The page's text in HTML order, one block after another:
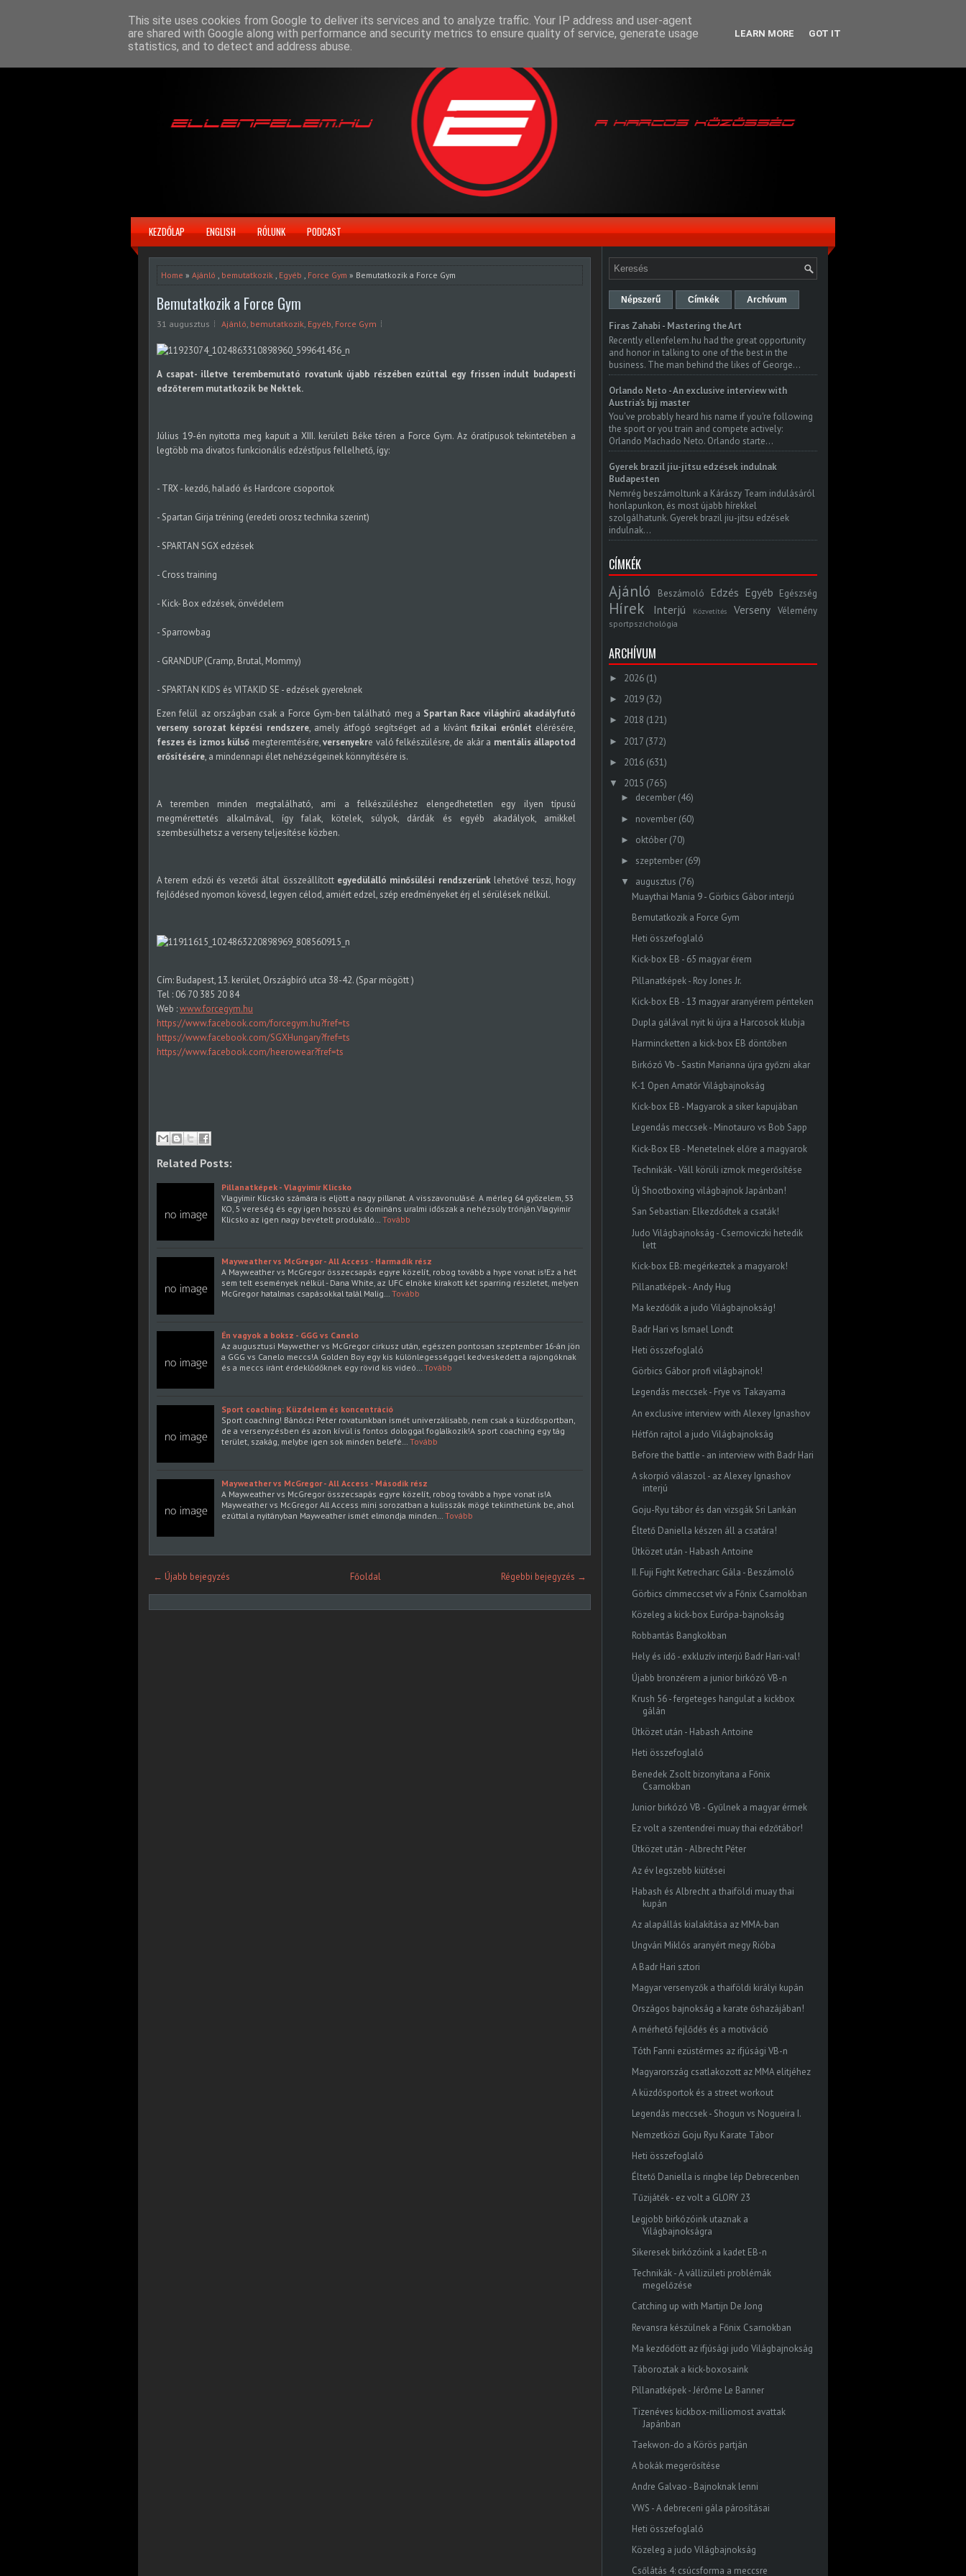
KEZDŐLAP ENGLISH RÓLUNK PODCAST
Home » Ajánló , bemutatkozik , Egyéb , Force Gym » Bemutatkozik a Force Gym
Bemutatkozik a Force Gym
31 augusztus Ajánló, bemutatkozik, Egyéb, Force Gym
A csapat- illetve terembemutató rovatunk újabb részében ezúttal egy frissen indult budapesti
edzőterem mutatkozik be Nektek.
Július 19-én nyitotta meg kapuit a XIII. kerületi Béke téren a Force Gym. Az óratípusok tekintetében a
legtöbb ma divatos funkcionális edzéstípus fellelhető, így:
- TRX - kezdő, haladó és Hardcore csoportok
- Spartan Girja tréning (eredeti orosz technika szerint)
- SPARTAN SGX edzések
- Cross training
- Kick- Box edzések, önvédelem
- Sparrowbag
- GRANDUP (Cramp, Brutal, Mommy)
- SPARTAN KIDS és VITAKID SE - edzések gyereknek
Ezen felül az országban csak a Force Gym-ben található meg a Spartan Race világhírű akadályfutó
verseny sorozat képzési rendszere, amely átfogó segítséget ad a kívánt fizikai erőnlét elérésére,
feszes és izmos külső megteremtésére,versenyekre való felkészülésre, de akár a mentális állapotod
erősítésére, a mindennapi élet nehézségeinek könnyítésére is.
A teremben minden megtalálható, ami a felkészüléshez elengedhetetlen egy ilyen típusú
megmérettetés alkalmával, így falak, kötelek, súlyok, dárdák és egyéb akadályok, amikkel
szembesülhetsz a verseny teljesítése közben.
A terem edzői és vezetői által összeállított egyedülálló minősülési rendszerünklehetővé teszi, hogy
fejlődésed nyomon kövesd, legyen célod, amiért edzel, szép eredményeket érj el sérülések nélkül.
Cím: Budapest, 13. kerület, Országbíró utca 38-42. (Spar mögött )
Tel : 06 70 385 20 84
Web :www.forcegym.hu
https://www.facebook.com/forcegym.hu?fref=ts
https://www.facebook.com/SGXHungary?fref=ts
https://www.facebook.com/heerowear?fref=ts
Related Posts:
Pillanatképek - Vlagyimir Klicsko
Vlagyimir Klicsko számára is eljött a nagy pillanat. A visszavonulásé. A mérleg 64 győzelem, 53
KO, 5 vereség és egy igen hosszú és domináns uralmi időszak a nehézsúly trónján.Vlagyimir
Klicsko az igen nagy bevételt produkáló…
Tovább
Mayweather vs McGregor - All Access - Harmadik rész
A Mayweather vs McGregor összecsapás egyre közelít, robog tovább a hype vonat is!Ez a hét
sem telt események nélkül - Dana White, az UFC elnöke kirakott két sparring részletet, melyen
McGregor hatalmas csapásokkal talál Malig…
Tovább
Én vagyok a boksz - GGG vs Canelo
Az augusztusi Maywether vs McGregor cirkusz után, egészen pontosan szeptember 16-án jön
a GGG vs Canelo meccs!A Golden Boy egy kis különlegességgel kedveskedett a rajongóknak
és a meccs iránt érdeklődőknek egy rövid kis videó…
Tovább
Sport coaching: Küzdelem és koncentráció
Sport coaching! Bánóczi Péter rovatunkban ismét univerzálisabb, nem csak a küzdősportban,
de a versenyzésben és azon kívül is fontos dologgal foglalkozik!A sport coaching egy tág
terület, szakág, melybe igen sok minden belefé…
Tovább
Mayweather vs McGregor - All Access - Második rész
A Mayweather vs McGregor összecsapás egyre közelít, robog tovább a hype vonat is!A
Mayweather vs McGregor All Access mini sorozatban a kulisszák mögé tekinthetünk be, ahol
ezúttal a nyitányban Mayweather ismét elmondja minden…
Tovább
← Újabb bejegyzés Régebbi bejegyzés →
Főoldal
Népszerű Címkék Archívum
Firas Zahabi - Mastering the Art
Recently ellenfelem.hu had the great opportunity
and honor in talking to one of the best in the
business. The man behind the likes of George...
Orlando Neto - An exclusive interview with
Austria's bjj master
You've probably heard his name if you're following
the sport or you train and compete actively:
Orlando Machado Neto. Orlando starte...
Gyerek brazil jiu-jitsu edzések indulnak
Budapesten
Nemrég beszámoltunk a Kárászy Team indulásáról
honlapunkon, és most újabb hírekkel
szolgálhatunk. Gyerek brazil jiu-jitsu edzések
indulnak...
CÍMKÉK
Ajánló Beszámoló Edzés Egyéb Egészség
Hírek Interjú Közvetítés Verseny Vélemény
sportpszichológia
ARCHÍVUM
► 2026 (1)
► 2019 (32)
► 2018 (121)
► 2017 (372)
► 2016 (631)
▼ 2015 (765)
► december (46)
► november (60)
► október (70)
► szeptember (69)
▼ augusztus (76)
Muaythai Mania 9 - Görbics Gábor interjú
Bemutatkozik a Force Gym
Heti összefoglaló
Kick-box EB - 65 magyar érem
Pillanatképek - Roy Jones Jr.
Kick-box EB - 13 magyar aranyérem pénteken
Dupla gálával nyit ki újra a Harcosok klubja
Harmincketten a kick-box EB döntőben
Birkózó Vb - Sastin Marianna újra győzni akar
K-1 Open Amatőr Világbajnokság
Kick-box EB - Magyarok a siker kapujában
Legendás meccsek - Minotauro vs Bob Sapp
Kick-Box EB - Menetelnek előre a magyarok
Technikák - Váll körüli izmok megerősítése
Új Shootboxing világbajnok Japánban!
San Sebastian: Elkezdődtek a csaták!
Judo Világbajnokság - Csernoviczki hetedik
lett
Kick-box EB: megérkeztek a magyarok!
Pillanatképek - Andy Hug
Ma kezdődik a judo Világbajnokság!
Badr Hari vs Ismael Londt
Heti összefoglaló
Görbics Gábor profi világbajnok!
Legendás meccsek - Frye vs Takayama
An exclusive interview with Alexey Ignashov
Hétfőn rajtol a judo Világbajnokság
Before the battle - an interview with Badr Hari
A skorpió válaszol - az Alexey Ignashov
interjú
Goju-Ryu tábor és dan vizsgák Sri Lankán
Éltető Daniella készen áll a csatára!
Ütközet után - Habash Antoine
II. Fuji Fight Ketrecharc Gála - Beszámoló
Görbics címmeccset vív a Főnix Csarnokban
Közeleg a kick-box Európa-bajnokság
Robbantás Bangkokban
Hely és idő - exkluzív interjú Badr Hari-val!
Újabb bronzérem a junior birkózó VB-n
Krush 56 - fergeteges hangulat a kickbox
gálán
Ütközet után - Habash Antoine
Heti összefoglaló
Benedek Zsolt bizonyítana a Főnix
Csarnokban
Junior birkózó VB - Gyűlnek a magyar érmek
Ez volt a szentendrei muay thai edzőtábor!
Ütközet után - Albrecht Péter
Az év legszebb kiütései
Habash és Albrecht a thaiföldi muay thai
kupán
Az alapállás kialakítása az MMA-ban
Ungvári Miklós aranyért megy Rióba
A Badr Hari sztori
Magyar versenyzők a thaiföldi királyi kupán
Országos bajnokság a karate őshazájában!
A mérhető fejlődés és a motiváció
Tóth Fanni ezüstérmes az ifjúsági VB-n
Magyarország csatlakozott az MMA elitjéhez
A küzdősportok és a street workout
Legendás meccsek - Shogun vs Nogueira I.
Nemzetközi Goju Ryu Karate Tábor
Heti összefoglaló
Éltető Daniella is ringbe lép Debrecenben
Tűzijáték - ez volt a GLORY 23
Legjobb birkózóink utaznak a
Világbajnokságra
Sikeresek birkózóink a kadet EB-n
Technikák - A vállizületi problémák
megelőzése
Catching up with Martijn De Jong
Revansra készülnek a Főnix Csarnokban
Ma kezdődött az ifjúsági judo Világbajnokság
Táboroztak a kick-boxosaink
Pillanatképek - Jérôme Le Banner
Tizenéves kickbox-milliomost avattak
Japánban
Taekwon-do a Körös partján
A bokák megerősítése
Andre Galvao - Bajnoknak lenni
VWS - A debreceni gála párosításai
Heti összefoglaló
Közeleg a judo Világbajnokság
Csőlátás 4: csúcsforma a meccsre
This site uses cookies from Google to deliver its services and to analyze traffic. Your IP address and user-agent
are shared with Google along with performance and security metrics to ensure quality of service, generate usage
statistics, and to detect and address abuse.
LEARN MORE GOT IT